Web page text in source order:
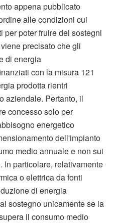
appena pubblicato
alle condizioni cui
per poter fruire dei sostegni
precisato che gli
di energia
con la misura 121
prodotta rientri
aziendale. Pertanto, il
concesso solo per
energetico
dell'impianto
medio annuale e non sui
particolare, relativamente
o elettrica da fonti
di energia
sostegno unicamente se la
il consumo medio